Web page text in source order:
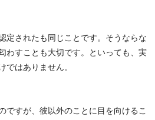
定されたも同じことです。そうならな
わすことも大切です。といっても、実
ではありません。
ですが、彼以外のことに目を向けるこ